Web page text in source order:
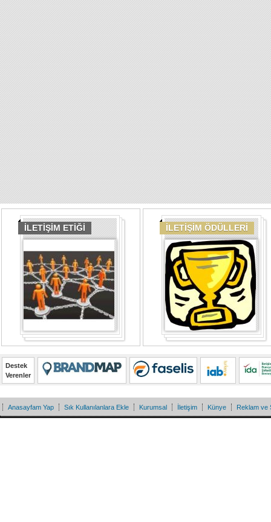
İLETİŞİM ETİĞİ İLETİŞİM ÖDÜLLERİ
Destek
Verenler
Anasayfam Yap Sık Kullanılanlara Ekle Kurumsal İletişim Künye Reklam ve